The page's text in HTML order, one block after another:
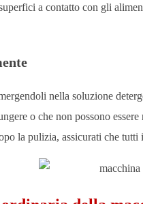
a contatto con gli
nella soluzione
o che non possono
la pulizia, assicurati che